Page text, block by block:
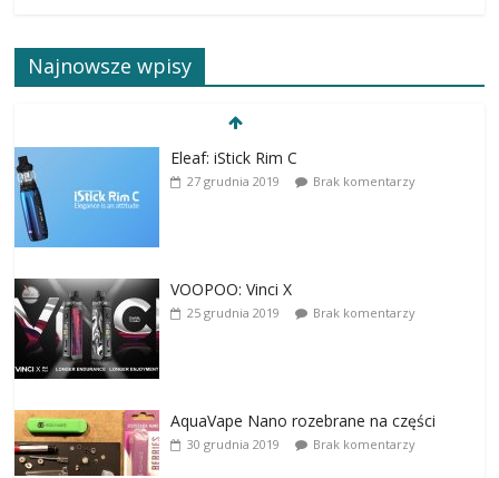
Najnowsze wpisy
Eleaf: iStick Rim C
27 grudnia 2019 Brak komentarzy
VOOPOO: Vinci X
25 grudnia 2019 Brak komentarzy
AquaVape Nano rozebrane na części
30 grudnia 2019 Brak komentarzy